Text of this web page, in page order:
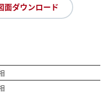
面ダウンロード